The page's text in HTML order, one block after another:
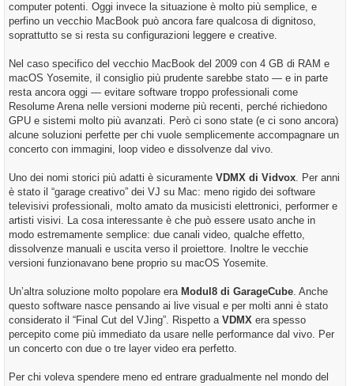
computer potenti. Oggi invece la situazione è molto più semplice, e
perfino un vecchio MacBook può ancora fare qualcosa di dignitoso,
soprattutto se si resta su configurazioni leggere e creative.
Nel caso specifico del vecchio MacBook del 2009 con 4 GB di RAM e
macOS Yosemite, il consiglio più prudente sarebbe stato — e in parte
resta ancora oggi — evitare software troppo professionali come
Resolume Arena nelle versioni moderne più recenti, perché richiedono
GPU e sistemi molto più avanzati. Però ci sono state (e ci sono ancora)
alcune soluzioni perfette per chi vuole semplicemente accompagnare un
concerto con immagini, loop video e dissolvenze dal vivo.
Uno dei nomi storici più adatti è sicuramente VDMX di Vidvox. Per anni
è stato il “garage creativo” dei VJ su Mac: meno rigido dei software
televisivi professionali, molto amato da musicisti elettronici, performer e
artisti visivi. La cosa interessante è che può essere usato anche in
modo estremamente semplice: due canali video, qualche effetto,
dissolvenze manuali e uscita verso il proiettore. Inoltre le vecchie
versioni funzionavano bene proprio su macOS Yosemite.
Un’altra soluzione molto popolare era Modul8 di GarageCube. Anche
questo software nasce pensando ai live visual e per molti anni è stato
considerato il “Final Cut del VJing”. Rispetto a VDMX era spesso
percepito come più immediato da usare nelle performance dal vivo. Per
un concerto con due o tre layer video era perfetto.
Per chi voleva spendere meno ed entrare gradualmente nel mondo del